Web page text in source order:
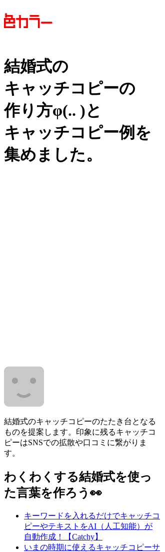
結婚式の
キャッチコピーの
作り方φ(.. )と
キャッチコピー例を
集めました。
結婚式のキャッチコピーのたたき台となる
ものを提案します。印象に残るキャッチコ
ピーはSNSでの拡散や口コミに繋がりま
す。
わくわくする結婚式を使っ
た言葉を作ろう👀
キーワードを入れるだけでキャッチコ
ピーやテキストをAI（人工知能）が
自動作成！【Catchy】
いまの時期に使えるキャッチコピーサ